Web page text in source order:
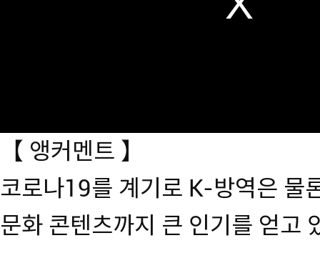
【 앵커멘트 】
코로나19를 계기로 K-방역은 물
문화 콘텐츠까지 큰 인기를 얻고